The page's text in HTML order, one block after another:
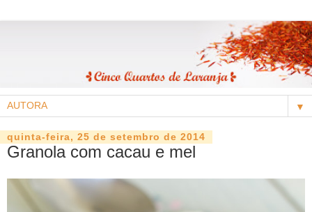
▼
quinta-feira, 25 de setembro de 2014
Granola com cacau e mel